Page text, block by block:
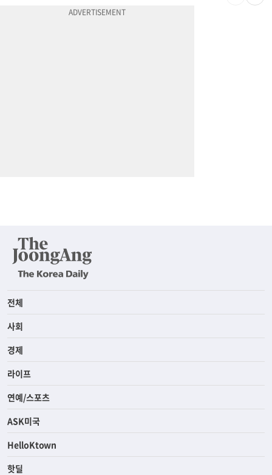
전체
사회
경제
라이프
연예/스포츠
ASK미국
HelloKtown
핫딜